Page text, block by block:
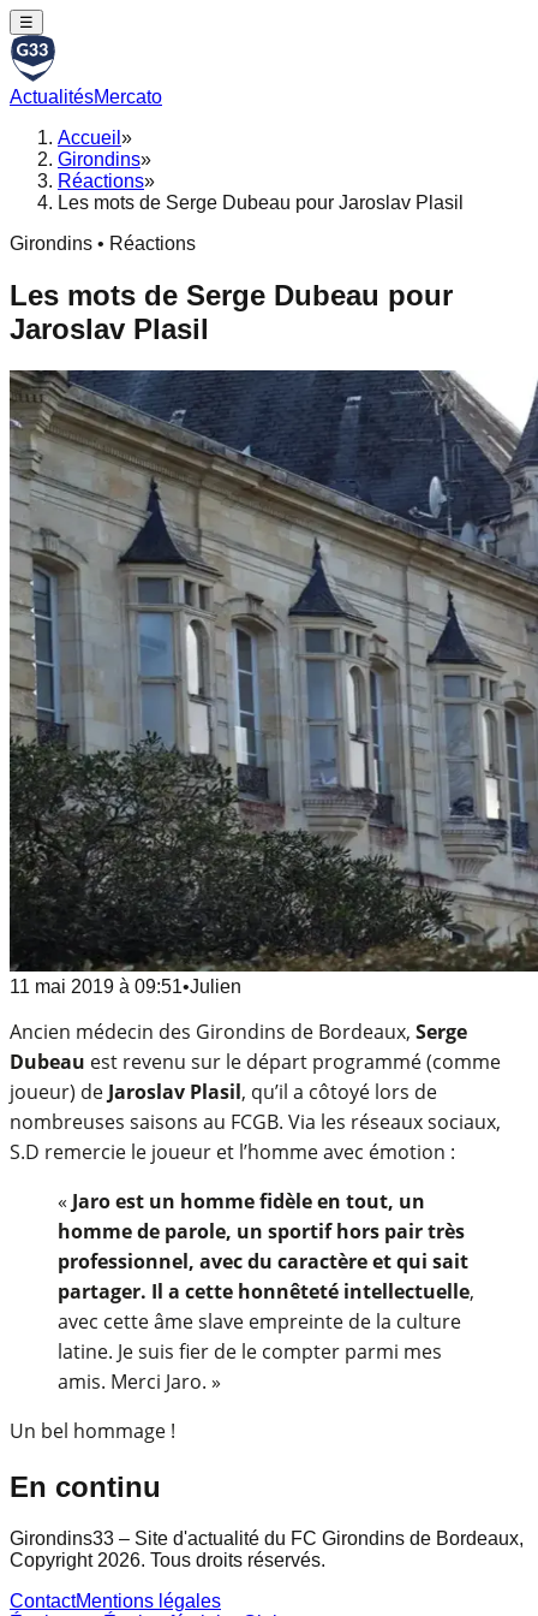
☰
ActualitésMercato
Accueil »
Girondins»
Réactions»
Les mots de Serge Dubeau pour Jaroslav Plasil
Girondins • Réactions
Les mots de Serge Dubeau pour
Jaroslav Plasil
11 mai 2019 à 09:51•Julien
Ancien médecin des Girondins de Bordeaux, Serge
Dubeau est revenu sur le départ programmé (comme
joueur) de Jaroslav Plasil, qu’il a côtoyé lors de
nombreuses saisons au FCGB. Via les réseaux sociaux,
S.D remercie le joueur et l’homme avec émotion :
« Jaro est un homme fidèle en tout, un
homme de parole, un sportif hors pair très
professionnel, avec du caractère et qui sait
partager. Il a cette honnêteté intellectuelle,
avec cette âme slave empreinte de la culture
latine. Je suis fier de le compter parmi mes
amis. Merci Jaro. »
Un bel hommage !
En continu
Girondins33 – Site d'actualité du FC Girondins de Bordeaux,
Copyright 2026. Tous droits réservés.
ContactMentions légales